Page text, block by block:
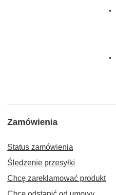
Zamówienia
Status zamówienia
Śledzenie przesyłki
Chcę zareklamować produkt